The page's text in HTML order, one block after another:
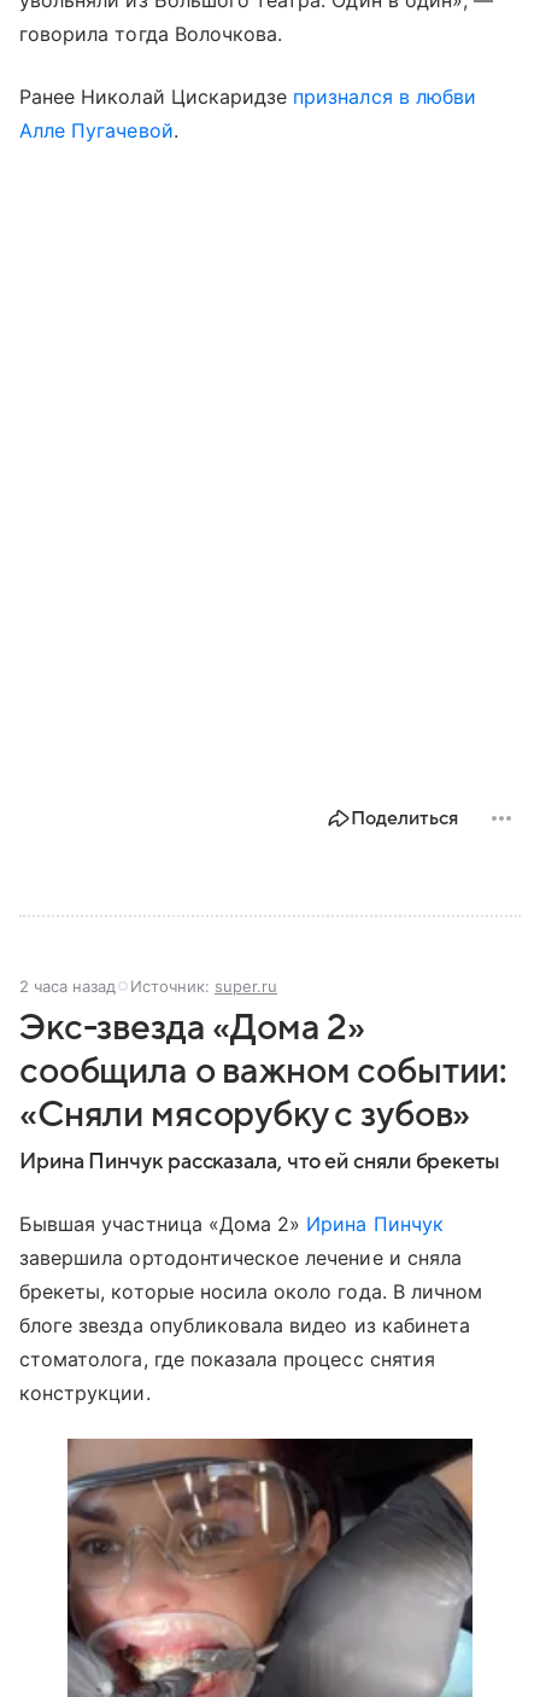
говорила тогда Волочкова.
Ранее Николай Цискаридзе признался в любви
Алле Пугачевой.
Поделиться
2 часа назад Источник: super.ru
Экс-звезда «Дома 2»
сообщила о важном событии:
«Сняли мясорубку с зубов»
Ирина Пинчук рассказала, что ей сняли брекеты
Бывшая участница «Дома 2» Ирина Пинчук
завершила ортодонтическое лечение и сняла
брекеты, которые носила около года. В личном
блоге звезда опубликовала видео из кабинета
стоматолога, где показала процесс снятия
конструкции.